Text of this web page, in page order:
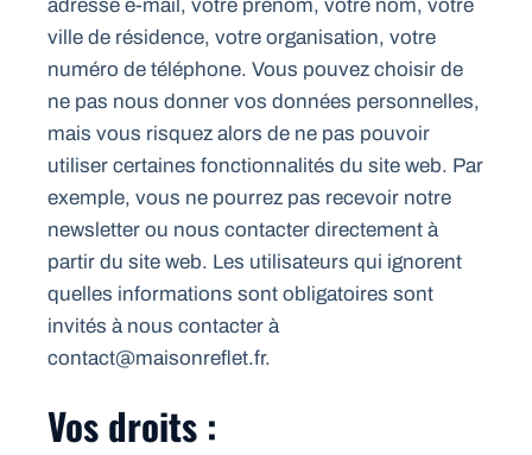
adresse e-mail, votre prénom, votre nom, votre
ville de résidence, votre organisation, votre
numéro de téléphone. Vous pouvez choisir de
ne pas nous donner vos données personnelles,
mais vous risquez alors de ne pas pouvoir
utiliser certaines fonctionnalités du site web. Par
exemple, vous ne pourrez pas recevoir notre
newsletter ou nous contacter directement à
partir du site web. Les utilisateurs qui ignorent
quelles informations sont obligatoires sont
invités à nous contacter à
contact@maisonreflet.fr.
Vos droits :